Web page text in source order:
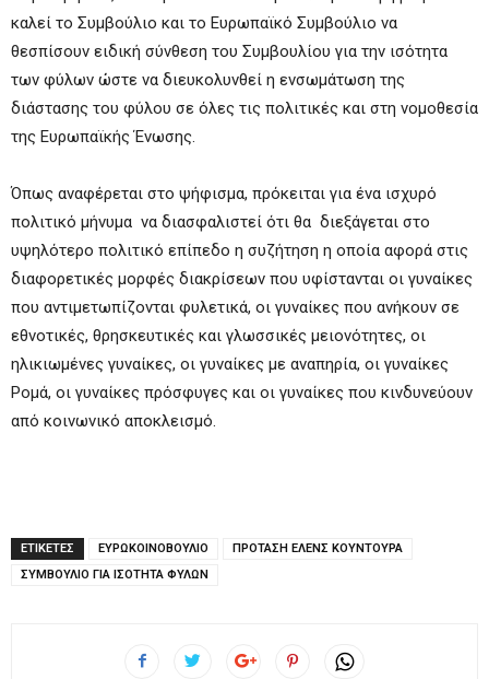
καλεί το Συμβούλιο και το Ευρωπαϊκό Συμβούλιο να
θεσπίσουν ειδική σύνθεση του Συμβουλίου για την ισότητα
των φύλων ώστε να διευκολυνθεί η ενσωμάτωση της
διάστασης του φύλου σε όλες τις πολιτικές και στη νομοθεσία
της Ευρωπαϊκής Ένωσης.
Όπως αναφέρεται στο ψήφισμα, πρόκειται για ένα ισχυρό
πολιτικό μήνυμα να διασφαλιστεί ότι θα διεξάγεται στο
υψηλότερο πολιτικό επίπεδο η συζήτηση η οποία αφορά στις
διαφορετικές μορφές διακρίσεων που υφίστανται οι γυναίκες
που αντιμετωπίζονται φυλετικά, οι γυναίκες που ανήκουν σε
εθνοτικές, θρησκευτικές και γλωσσικές μειονότητες, οι
ηλικιωμένες γυναίκες, οι γυναίκες με αναπηρία, οι γυναίκες
Ρομά, οι γυναίκες πρόσφυγες και οι γυναίκες που κινδυνεύουν
από κοινωνικό αποκλεισμό.
ΕΤΙΚΕΤΕΣ ΕΥΡΩΚΟΙΝΟΒΟΥΛΙΟ
ΠΡΟΤΑΣΗ ΕΛΕΝΣ ΚΟΥΝΤΟΥΡΑ
ΣΥΜΒΟΥΛΙΟ ΓΙΑ ΙΣΟΤΗΤΑ ΦΥΛΩΝ